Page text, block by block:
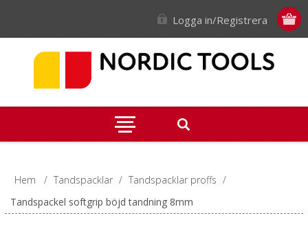
Logga in/Registrera
Hem / Tandspacklar / Tandspacklar proffs /
Tandspackel softgrip böjd tandning 8mm